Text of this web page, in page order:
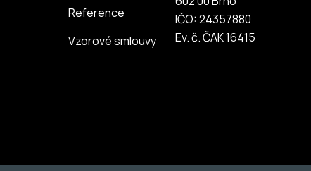
Reference
Vzorové smlouvy
IČO: 24357880
Ev. č. ČAK 16415